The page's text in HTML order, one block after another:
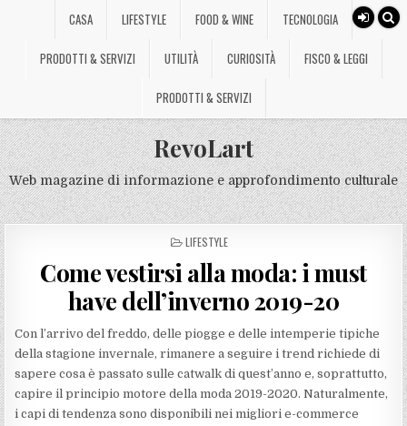
CASA LIFESTYLE FOOD & WINE TECNOLOGIA
PRODOTTI & SERVIZI UTILITÀ CURIOSITÀ FISCO & LEGGI
PRODOTTI & SERVIZI
RevoLart
Web magazine di informazione e approfondimento culturale
POSTED
LIFESTYLE
Come vestirsi alla moda: i must
have dell’inverno 2019-20
Con l’arrivo del freddo, delle piogge e delle intemperie tipiche
della stagione invernale, rimanere a seguire i trend richiede di
sapere cosa è passato sulle catwalk di quest’anno e, soprattutto,
capire il principio motore della moda 2019-2020. Naturalmente,
i capi di tendenza sono disponibili nei migliori e-commerce